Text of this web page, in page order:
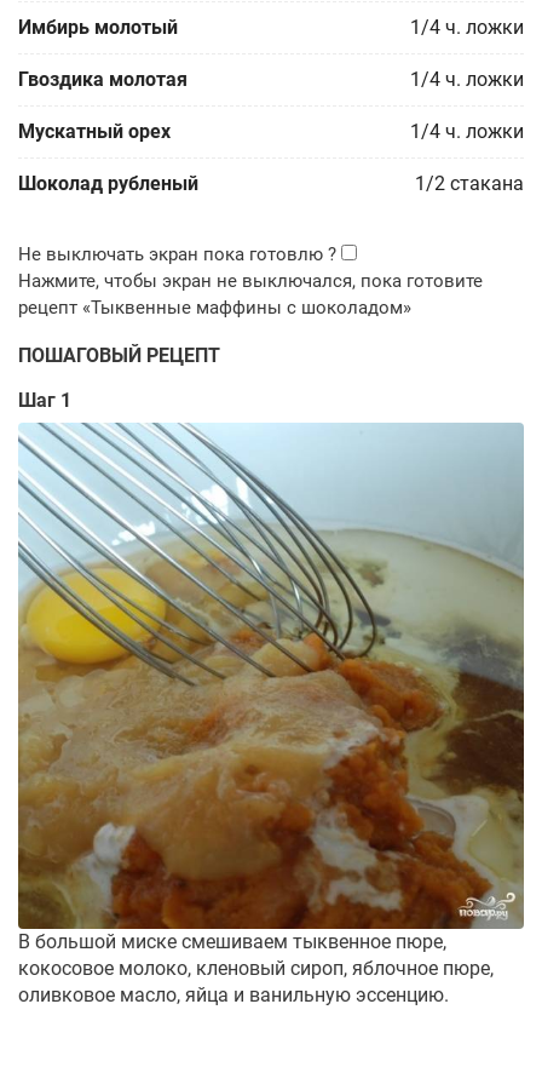
Имбирь молотый 1/4 ч. ложки
Гвоздика молотая 1/4 ч. ложки
Мускатный орех 1/4 ч. ложки
Шоколад рубленый 1/2 стакана
ПОШАГОВЫЙ РЕЦЕПТ
Шаг 1
В большой миске смешиваем тыквенное пюре,
кокосовое молоко, кленовый сироп, яблочное пюре,
оливковое масло, яйца и ванильную эссенцию.